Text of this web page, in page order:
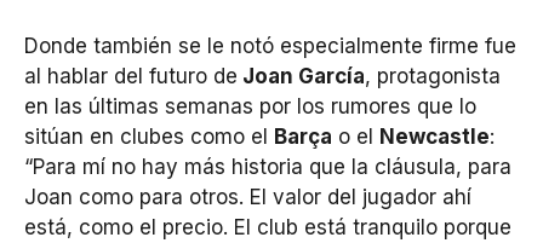
Donde también se le notó especialmente firme fue
al hablar del futuro de Joan García, protagonista
en las últimas semanas por los rumores que lo
sitúan en clubes como el Barça o el Newcastle:
“Para mí no hay más historia que la cláusula, para
Joan como para otros. El valor del jugador ahí
está, como el precio. El club está tranquilo porque